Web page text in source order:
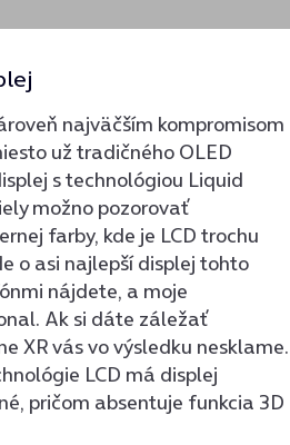
najväčším kompromisom
už tradičného OLED
s technológiou Liquid
možno pozorovať
farby, kde je LCD trochu
o asi najlepší displej tohto
nájdete, a moje
Ak si dáte záležať
XR vás vo výsledku nesklame.
LCD má displej
pričom absentuje funkcia 3D